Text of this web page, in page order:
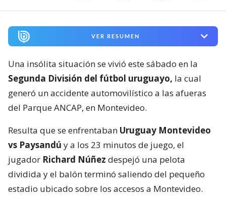
VER RESUMEN
Una insólita situación se vivió este sábado en la
Segunda División del fútbol uruguayo, la cual
generó un accidente automovilístico a las afueras
del Parque ANCAP, en Montevideo.
Resulta que se enfrentaban Uruguay Montevideo
vs Paysandú y a los 23 minutos de juego, el
jugador Richard Núñez despejó una pelota
dividida y el balón terminó saliendo del pequeño
estadio ubicado sobre los accesos a Montevideo.